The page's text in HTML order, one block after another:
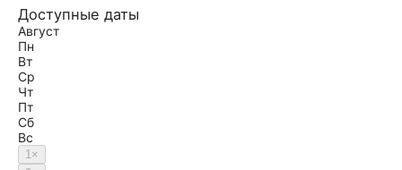
Доступные даты
Август
Пн
Вт
Ср
Чт
Пт
Сб
Вс
1×